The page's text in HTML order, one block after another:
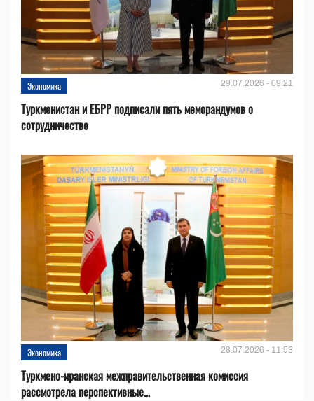
Экономика 29.07.2026 - 09:21
Туркменистан и ЕБРР подписали пять меморандумов о
сотрудничестве
Экономика 28.07.2026 - 11:53
Туркмено-иранская межправительственная комиссия
рассмотрела перспективные...